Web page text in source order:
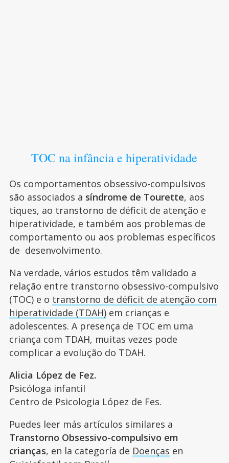
TOC na infância e hiperatividade
Os comportamentos obsessivo-compulsivos
são associados a síndrome de Tourette, aos
tiques, ao transtorno de déficit de atenção e
hiperatividade, e também aos problemas de
comportamento ou aos problemas específicos
de desenvolvimento.
Na verdade, vários estudos têm validado a
relação entre transtorno obsessivo-compulsivo
(TOC) e o transtorno de déficit de atenção com
hiperatividade (TDAH)em crianças e
adolescentes. A presença de TOC em uma
criança com TDAH, muitas vezes pode
complicar a evolução do TDAH.
Alicia López de Fez.
Psicóloga infantil
Centro de Psicologia López de Fes.
Puedes leer más artículos similares a
Transtorno Obsessivo-compulsivo em
crianças, en la categoría de Doenças en